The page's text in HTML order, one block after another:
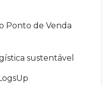
Ponto de Venda
sustentável